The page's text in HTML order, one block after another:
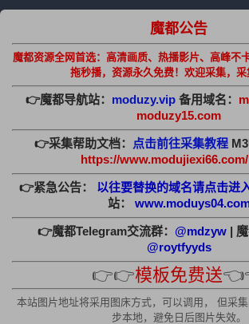
魔都公告
魔都资源全网首选：高清画质、热播影片、高峰不
拖秒播，资源永久免费！欢迎采集，采
👉魔都导航站： moduzy.vip 备用域名：
moduzy15.com
👉采集帮助文档： 点击前往采集教程
https://
👉紧急公告： 以往要替换的域名请点击进
站：
👉魔都Telegram交流群： @mdzyw |
@roytfyyds
👉👉模板免费送
本站图片地址将采用图床方式，可以调用， 但采
步本地，避免日后图片失效。